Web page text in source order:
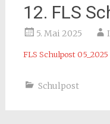
12. FLS
5. Mai 2025
FLS Schulpost 05_2025
Schulpost